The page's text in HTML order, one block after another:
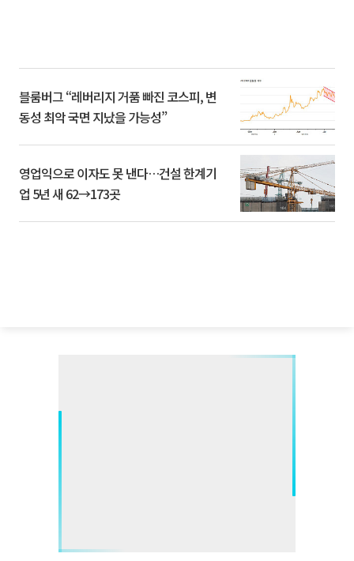
블룸버그 “레버리지 거품 빠진 코스피, 변
동성 최악 국면 지났을 가능성”
영업익으로 이자도 못 낸다…건설 한계기
업 5년 새 62→173곳